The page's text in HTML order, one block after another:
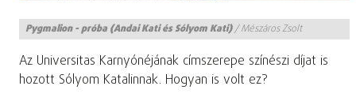
Pygmalion - próba (Andai Kati és Sólyom Kati)/Mészáros Zsolt
Az Universitas Karnyónéjának címszerepe színészi díjat is
hozott Sólyom Katalinnak. Hogyan is volt ez?